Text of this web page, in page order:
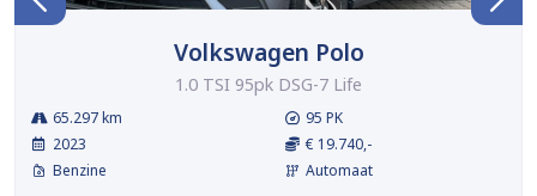
Volkswagen Polo
1.0 TSI 95pk DSG-7 Life
65.297 km
2023
Benzine
95 PK
€ 19.740,-
Automaat